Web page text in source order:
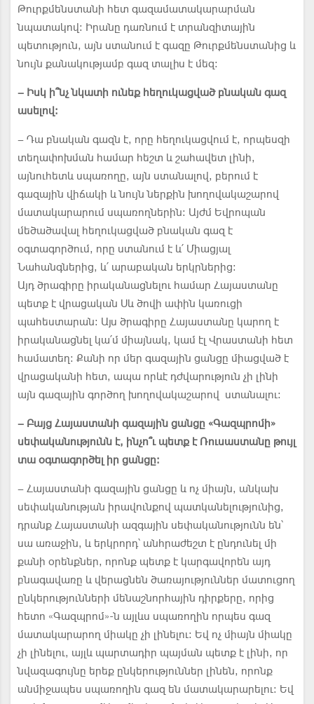
Թուրքմենստանի հետ գազամատակարարման
նպատակով: Իրանը դառնում է տրանզիտային
պետություն, այն ստանում է գազը Թուրքմենստանից և
նույն քանակությամբ գազ տալիս է մեզ:
– Իսկ ի՞նչ նկատի ունեք հեղուկացված բնական գազ
ասելով։
– Դա բնական գազն է, որը հեղուկացվում է, որպեսզի
տեղափոխման համար հեշտ և շահավետ լինի,
այնուհետև սպառողը, այն ստանալով, բերում է
գազային վիճակի և նույն ներքին խողովակաշարով
մատակարարում սպառողներին: Այժմ Եվրոպան
մեծածավալ հեղուկացված բնական գազ է
օգտագործում, որը ստանում է և՛ Միացյալ
Նահանգներից, և՛ արաբական երկրներից:
Այդ ծրագիրը իրականացնելու համար Հայաստանը
պետք է վրացական Սև ծովի ափին կառուցի
պահեստարան: Այս ծրագիրը Հայաստանը կարող է
իրականացնել կա՛մ միայնակ, կամ էլ Վրաստանի հետ
համատեղ: Քանի որ մեր գազային ցանցը միացված է
վրացականի հետ, ապա որևէ դժվարություն չի լինի
այն գազային գործող խողովակաշարով ստանալու:
– Բայց Հայաստանի գազային ցանցը «Գազպրոմի»
սեփականությունն է, ինչո՞ւ պետք է Ռուսաստանը թույլ
տա օգտագործել իր ցանցը:
– Հայաստանի գազային ցանցը և ոչ միայն, անկախ
սեփականության իրավունքով պատկանելությունից,
դրանք Հայաստանի ազգային սեփականությունն են՝
սա առաջին, և երկրորդ՝ անհրաժեշտ է ընդունել մի
քանի օրենքներ, որոնք պետք է կարգավորեն այդ
բնագավառը և վերացնեն ծառայություններ մատուցող
ընկերությունների մենաշնորհային դիրքերը, որից
հետո «Գազպրոմ»-ն այլևս սպառողին որպես գազ
մատակարարող միակը չի լինելու: Եվ ոչ միայն միակը
չի լինելու, այլև պարտադիր պայման պետք է լինի, որ
նվազագույնը երեք ընկերություններ լինեն, որոնք
անմիջապես սպառողին գազ են մատակարարելու: Եվ